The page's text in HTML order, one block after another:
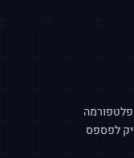
לפספס